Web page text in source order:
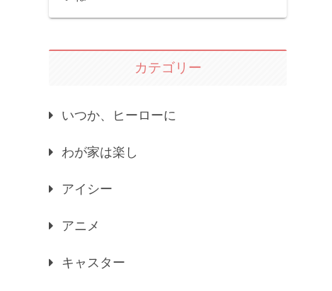
カテゴリー
いつか、ヒーローに
わが家は楽し
アイシー
アニメ
キャスター